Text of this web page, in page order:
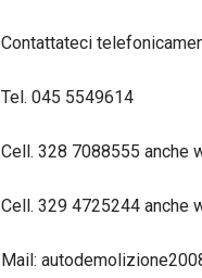
Contattateci
Tel. 045 5549614
Cell. 328 7088555 anche
Cell. 329 4725244 anche
Mail: